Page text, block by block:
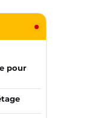
pour